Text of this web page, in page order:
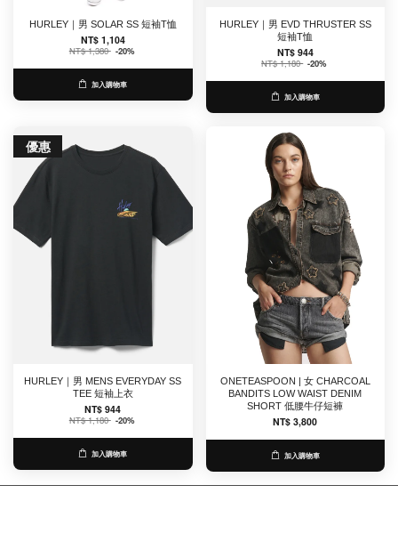
HURLEY｜男 SOLAR SS 短袖T恤
NT$ 1,104
NT$ 1,380 -20%
加入購物車
HURLEY｜男 EVD THRUSTER SS
短袖T恤
NT$ 944
NT$ 1,180 -20%
加入購物車
優惠
HURLEY｜男 MENS EVERYDAY SS
TEE 短袖上衣
NT$ 944
NT$ 1,180 -20%
加入購物車
ONETEASPOON | 女 CHARCOAL
BANDITS LOW WAIST DENIM
SHORT 低腰牛仔短褲
NT$ 3,800
加入購物車